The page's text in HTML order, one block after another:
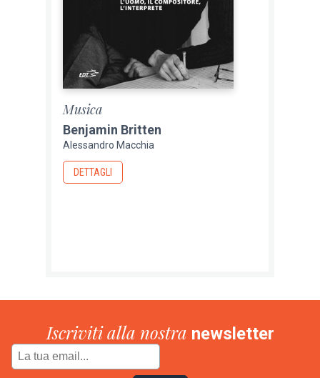
Musica
Benjamin Britten
Alessandro Macchia
DETTAGLI
Iscriviti alla nostra newsletter